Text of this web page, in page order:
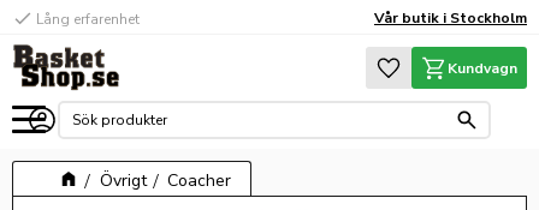
Meny
check Lång erfarenhet Vår butik i Stockholm
Favoriter
Kundvagn
Övrigt Coacher